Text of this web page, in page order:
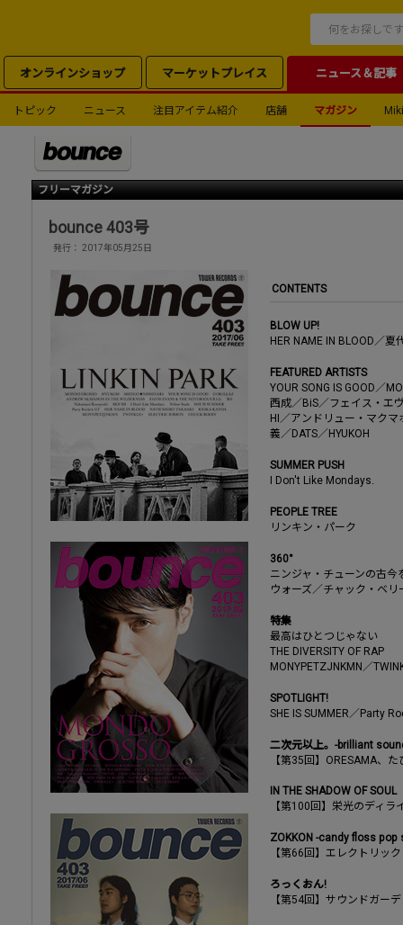
オンラインショップ マーケットプレイス ニュース＆記事
トピック ニュース 注目アイテム紹介 店舗 マガジン
フリーマガジン
bounce 403号
発行： 2017年05月25日
CONTENTS
BLOW UP!
HER NAME IN BLOOD／
FEATURED ARTISTS
YOUR SONG IS GOOD／
西成／BiS／フェイス・エ
HI／アンドリュー・マク
義／DATS／HYUKOH
SUMMER PUSH
I Don't Like Mondays.
PEOPLE TREE
リンキン・パーク
360°
ニンジャ・チューンの古
ウォーズ／チャック・ベ
特集
最高はひとつじゃない
THE DIVERSITY OF RAP
MONYPETZJNKMN／
SPOTLIGHT!
SHE IS SUMMER／Party
二次元以上。-brilliant
【第35回】ORESAMA、た
IN THE SHADOW OF SOUL
【第100回】栄光のディラ
ZOKKON -candy floss pop
【第66回】エレクトリッ
ろっくおん!
【第54回】サウンドガー